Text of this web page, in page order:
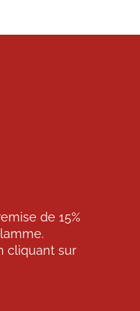
de 15%
cliquant sur